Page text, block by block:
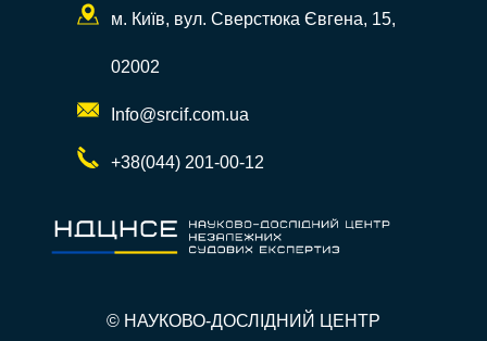
м. Київ, вул. Сверстюка Євгена, 15,
02002
Info@srcif.com.ua
+38(044) 201-00-12
© НАУКОВО-ДОСЛІДНИЙ ЦЕНТР